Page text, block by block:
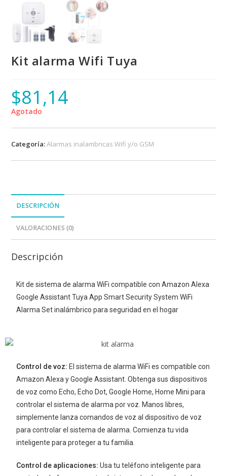
Kit alarma Wifi Tuya
$81,14
Agotado
Categoría:Alarmas inalambricas Wifi y/o GSM
DESCRIPCIÓN
VALORACIONES (0)
Descripción
Kit de sistema de alarma WiFi compatible con Amazon Alexa
Google Assistant Tuya App Smart Security System WiFi
Alarma Set inalámbrico para seguridad en el hogar
Control de voz: El sistema de alarma WiFi es compatible con
Amazon Alexa y Google Assistant. Obtenga sus dispositivos
de voz como Echo, Echo Dot, Google Home, Home Mini para
controlar el sistema de alarma por voz. Manos libres,
simplemente lanza comandos de voz al dispositivo de voz
para controlar el sistema de alarma. Comienza tu vida
inteligente para proteger a tu familia.
Control de aplicaciones: Usa tu teléfono inteligente para